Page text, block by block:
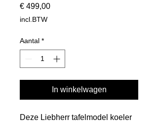
€ 499,00Prijs
incl.BTW
Aantal *
In winkelwagen
Deze Liebherr tafelmodel koeler